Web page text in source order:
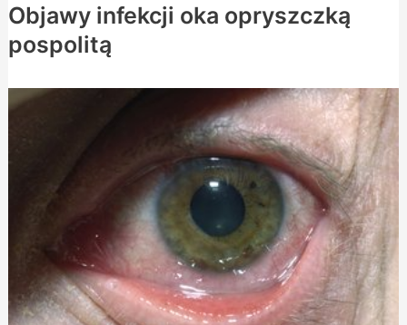
Objawy infekcji oka opryszczką
pospolitą